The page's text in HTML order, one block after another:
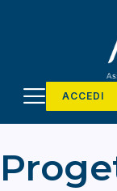
ACCEDI